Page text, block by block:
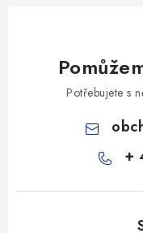
Potřebujete s
+